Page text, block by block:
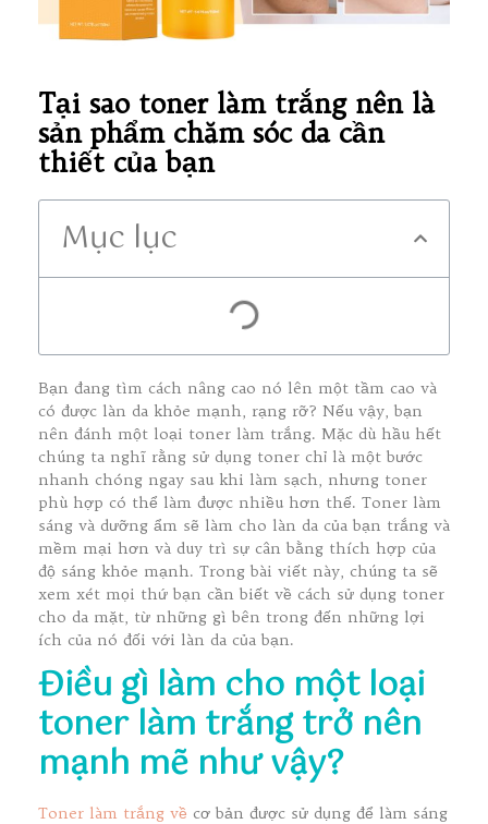
Tại sao toner làm trắng nên là
sản phẩm chăm sóc da cần
thiết của bạn
Mục lục
Bạn đang tìm cách nâng cao nó lên một tầm cao và
có được làn da khỏe mạnh, rạng rỡ? Nếu vậy, bạn
nên đánh một loại toner làm trắng. Mặc dù hầu hết
chúng ta nghĩ rằng sử dụng toner chỉ là một bước
nhanh chóng ngay sau khi làm sạch, nhưng toner
phù hợp có thể làm được nhiều hơn thế. Toner làm
sáng và dưỡng ẩm sẽ làm cho làn da của bạn trắng và
mềm mại hơn và duy trì sự cân bằng thích hợp của
độ sáng khỏe mạnh. Trong bài viết này, chúng ta sẽ
xem xét mọi thứ bạn cần biết về cách sử dụng toner
cho da mặt, từ những gì bên trong đến những lợi
ích của nó đối với làn da của bạn.
Điều gì làm cho một loại
toner làm trắng trở nên
mạnh mẽ như vậy?
Toner làm trắng về cơ bản được sử dụng để làm sáng